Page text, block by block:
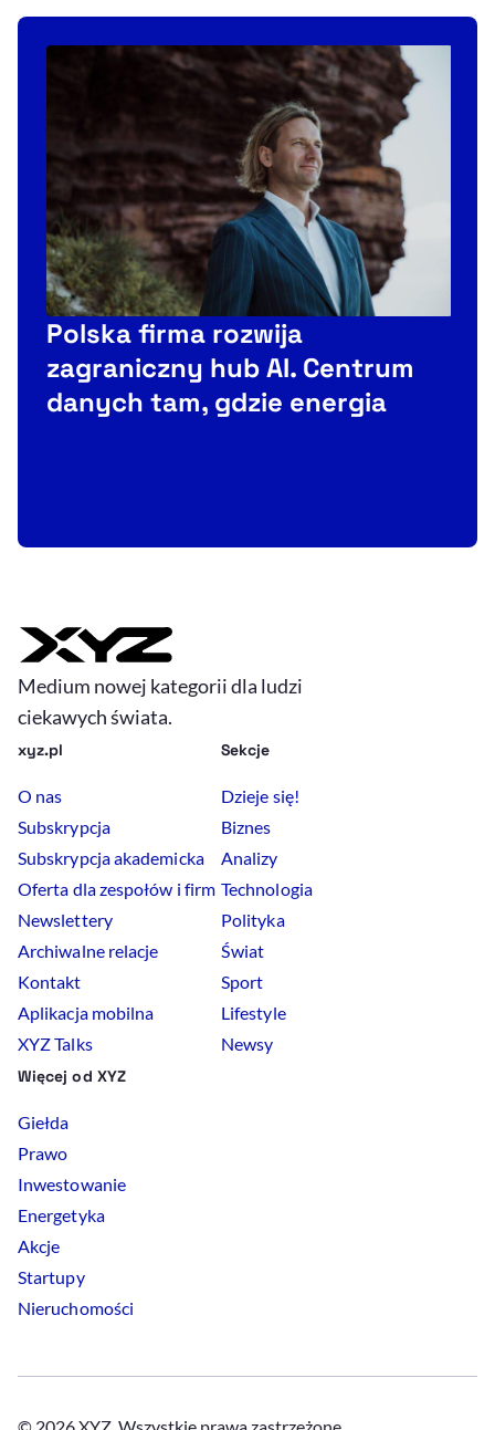
Polska firma rozwija
zagraniczny hub AI. Centrum
danych tam, gdzie energia
Medium nowej kategorii dla ludzi
ciekawych świata.
xyz.pl
O nas
Subskrypcja
Subskrypcja akademicka
Oferta dla zespołów i firm
Newslettery
Archiwalne relacje
Kontakt
Aplikacja mobilna
XYZ Talks
Sekcje
Dzieje się!
Biznes
Analizy
Technologia
Polityka
Świat
Sport
Lifestyle
Newsy
Więcej od XYZ
Giełda
Prawo
Inwestowanie
Energetyka
Akcje
Startupy
Nieruchomości